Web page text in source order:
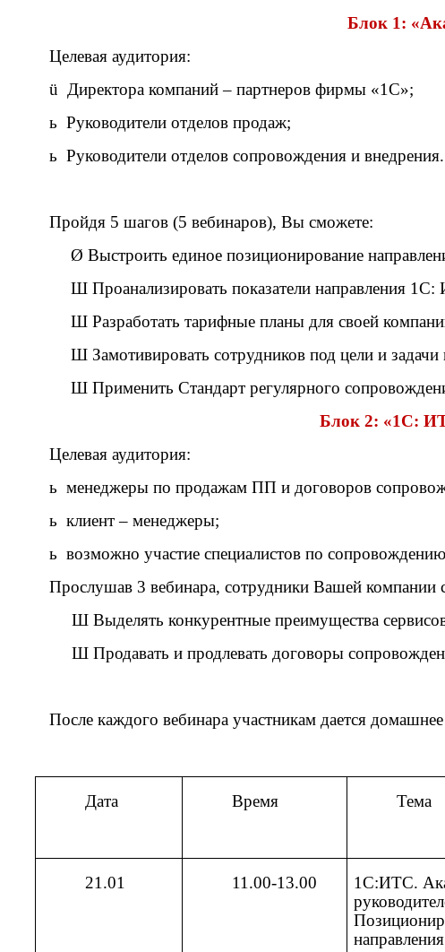
Блок 1:
Целевая аудитория:
ü
Директора компаний – партнеров фирмы «1С»;
ь Руководители отделов продаж;
ь Руководители отделов сопровождения и внедрения.
Пройдя 5 шагов (5 вебинаров), Вы сможете:
Ø Выстроить единое позиционирование
Ш Проанализировать показатели направления
Ш Разработать тарифные планы для своей
Ш Замотивировать сотрудников под цели и
Ш Применить Стандарт регулярного
Блок 2: «1С:
Целевая аудитория:
ь менеджеры по продажам ПП и договоров
ь клиент – менеджеры;
ь возможно участие специалистов по
Прослушав 3 вебинара, сотрудники Вашей компании
Ш Выделять конкурентные преимущества
Ш Продавать и продлевать договоры
После каждого вебинара участникам дается
Дата Время Тема
21.01 11.00-13.00
1С:ИТС.